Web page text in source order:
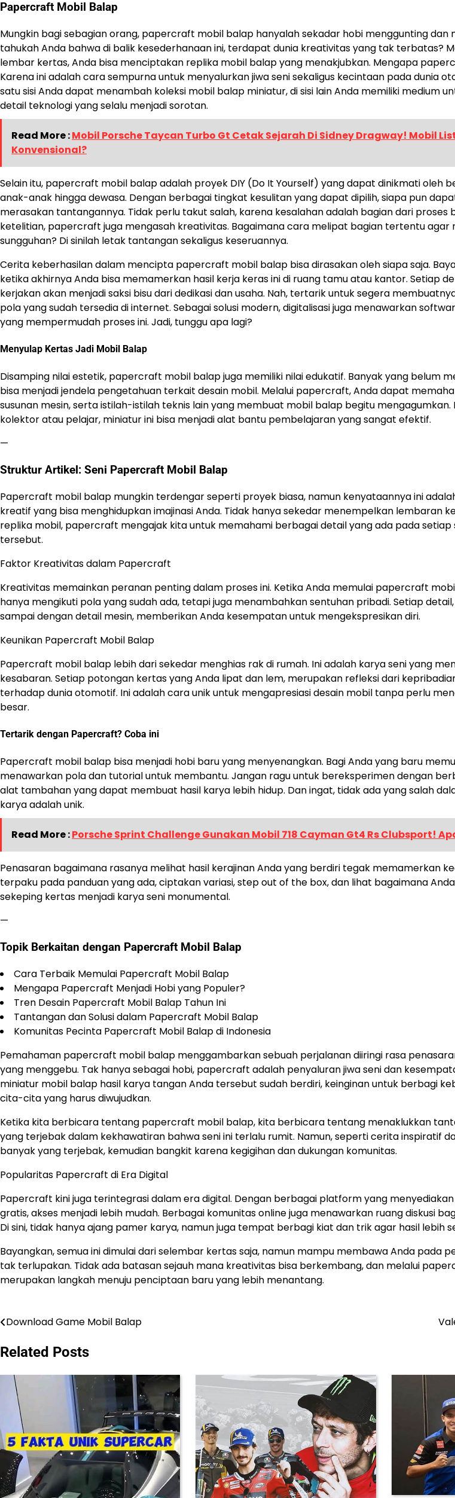
Papercraft Mobil Balap
Mungkin bagi sebagian orang, papercraft mobil balap hanyalah sekadar hobi menggunting dan
tahukah Anda bahwa di balik kesederhanaan ini, terdapat dunia kreativitas yang tak terbatas?
lembar kertas, Anda bisa menciptakan replika mobil balap yang menakjubkan. Mengapa
Karena ini adalah cara sempurna untuk menyalurkan jiwa seni sekaligus kecintaan pada dunia
satu sisi Anda dapat menambah koleksi mobil balap miniatur, di sisi lain Anda memiliki medium
detail teknologi yang selalu menjadi sorotan.
Read More :Mobil Porsche Taycan Turbo Gt Cetak Sejarah Di Sidney Dragway! Mobil
Konvensional?
Selain itu, papercraft mobil balap adalah proyek DIY (Do It Yourself) yang dapat dinikmati oleh
anak-anak hingga dewasa. Dengan berbagai tingkat kesulitan yang dapat dipilih, siapa pun
merasakan tantangannya. Tidak perlu takut salah, karena kesalahan adalah bagian dari proses
ketelitian, papercraft juga mengasah kreativitas. Bagaimana cara melipat bagian tertentu agar
sungguhan? Di sinilah letak tantangan sekaligus keseruannya.
Cerita keberhasilan dalam mencipta papercraft mobil balap bisa dirasakan oleh siapa saja.
ketika akhirnya Anda bisa memamerkan hasil kerja keras ini di ruang tamu atau kantor. Setiap
kerjakan akan menjadi saksi bisu dari dedikasi dan usaha. Nah, tertarik untuk segera
pola yang sudah tersedia di internet. Sebagai solusi modern, digitalisasi juga menawarkan
yang mempermudah proses ini. Jadi, tunggu apa lagi?
Menyulap Kertas Jadi Mobil Balap
Disamping nilai estetik, papercraft mobil balap juga memiliki nilai edukatif. Banyak yang belum
bisa menjadi jendela pengetahuan terkait desain mobil. Melalui papercraft, Anda dapat
susunan mesin, serta istilah-istilah teknis lain yang membuat mobil balap begitu mengagumkan.
kolektor atau pelajar, miniatur ini bisa menjadi alat bantu pembelajaran yang sangat efektif.
—
Struktur Artikel: Seni Papercraft Mobil Balap
Papercraft mobil balap mungkin terdengar seperti proyek biasa, namun kenyataannya ini
kreatif yang bisa menghidupkan imajinasi Anda. Tidak hanya sekedar menempelkan lembaran
replika mobil, papercraft mengajak kita untuk memahami berbagai detail yang ada pada setiap
tersebut.
Faktor Kreativitas dalam Papercraft
Kreativitas memainkan peranan penting dalam proses ini. Ketika Anda memulai papercraft
hanya mengikuti pola yang sudah ada, tetapi juga menambahkan sentuhan pribadi. Setiap
sampai dengan detail mesin, memberikan Anda kesempatan untuk mengekspresikan diri.
Keunikan Papercraft Mobil Balap
Papercraft mobil balap lebih dari sekedar menghias rak di rumah. Ini adalah karya seni yang
kesabaran. Setiap potongan kertas yang Anda lipat dan lem, merupakan refleksi dari
terhadap dunia otomotif. Ini adalah cara unik untuk mengapresiasi desain mobil tanpa perlu
besar.
Tertarik dengan Papercraft? Coba ini
Papercraft mobil balap bisa menjadi hobi baru yang menyenangkan. Bagi Anda yang baru
menawarkan pola dan tutorial untuk membantu. Jangan ragu untuk bereksperimen dengan
alat tambahan yang dapat membuat hasil karya lebih hidup. Dan ingat, tidak ada yang salah
karya adalah unik.
Read More :Porsche Sprint Challenge Gunakan Mobil 718 Cayman Gt4 Rs Clubsport!
Penasaran bagaimana rasanya melihat hasil kerajinan Anda yang berdiri tegak memamerkan
terpaku pada panduan yang ada, ciptakan variasi, step out of the box, dan lihat bagaimana
sekeping kertas menjadi karya seni monumental.
—
Topik Berkaitan dengan Papercraft Mobil Balap
Cara Terbaik Memulai Papercraft Mobil Balap
Mengapa Papercraft Menjadi Hobi yang Populer?
Tren Desain Papercraft Mobil Balap Tahun Ini
Tantangan dan Solusi dalam Papercraft Mobil Balap
Komunitas Pecinta Papercraft Mobil Balap di Indonesia
Pemahaman papercraft mobil balap menggambarkan sebuah perjalanan diiringi rasa
yang menggebu. Tak hanya sebagai hobi, papercraft adalah penyaluran jiwa seni dan
miniatur mobil balap hasil karya tangan Anda tersebut sudah berdiri, keinginan untuk berbagi
cita-cita yang harus diwujudkan.
Ketika kita berbicara tentang papercraft mobil balap, kita berbicara tentang menaklukkan
yang terjebak dalam kekhawatiran bahwa seni ini terlalu rumit. Namun, seperti cerita inspiratif
banyak yang terjebak, kemudian bangkit karena kegigihan dan dukungan komunitas.
Popularitas Papercraft di Era Digital
Papercraft kini juga terintegrasi dalam era digital. Dengan berbagai platform yang
gratis, akses menjadi lebih mudah. Berbagai komunitas online juga menawarkan ruang diskusi
Di sini, tidak hanya ajang pamer karya, namun juga tempat berbagi kiat dan trik agar hasil lebih
Bayangkan, semua ini dimulai dari selembar kertas saja, namun mampu membawa Anda pada
tak terlupakan. Tidak ada batasan sejauh mana kreativitas bisa berkembang, dan melalui
merupakan langkah menuju penciptaan baru yang lebih menantang.
Post
navigation
Download Game Mobil Balap
Related Posts